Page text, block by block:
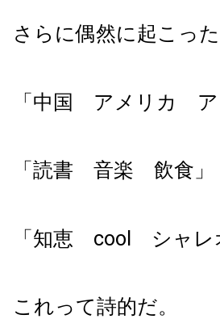
さらに偶然に起こっ
「中国 アメリカ ア
「読書 音楽 飲食」
「知恵 cool シャレ
これって詩的だ。